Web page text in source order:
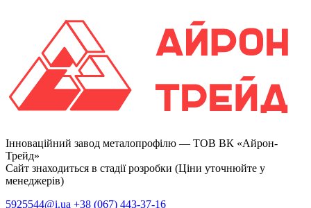
Інноваційний завод металопрофілю — ТОВ ВК «Айрон-
Трейд»
Сайт знаходиться в стадії розробки (Ціни уточнюйте у
менеджерів)
5925544@i.ua +38 (067) 443-37-16